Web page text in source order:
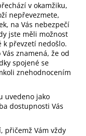
v okamžiku,
nepřevezmete,
na Vás nebezpečí
jste měli možnost
k převzetí nedošlo.
znamená, že od
spojené se
znehodnocením
uvedeno jako
dostupnosti Vás
přičemž Vám vždy